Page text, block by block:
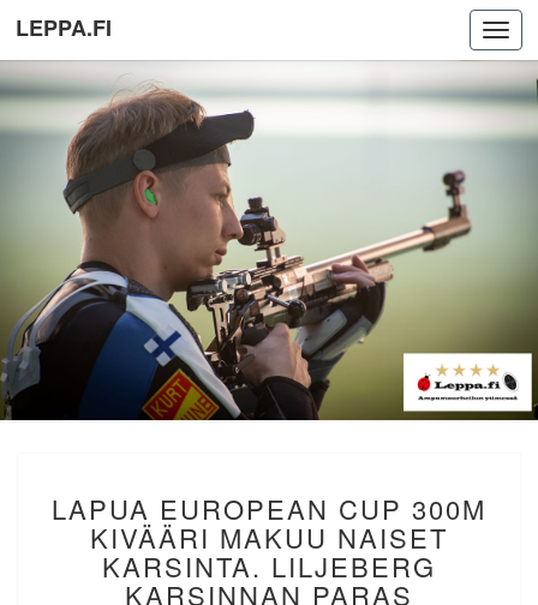
LEPPA.FI
EUROPEAN
CUP
300M
KIVÄÄRI
LAPUA EUROPEAN CUP 300M
KIVÄÄRI MAKUU NAISET
KARSINTA. LILJEBERG
KARSINNAN PARAS